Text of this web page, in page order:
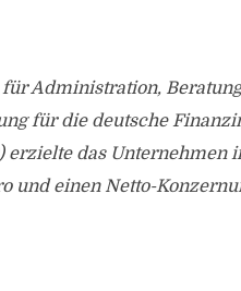
Administration,
für die deutsche
erzielte das Unternehmen
und einen Netto-